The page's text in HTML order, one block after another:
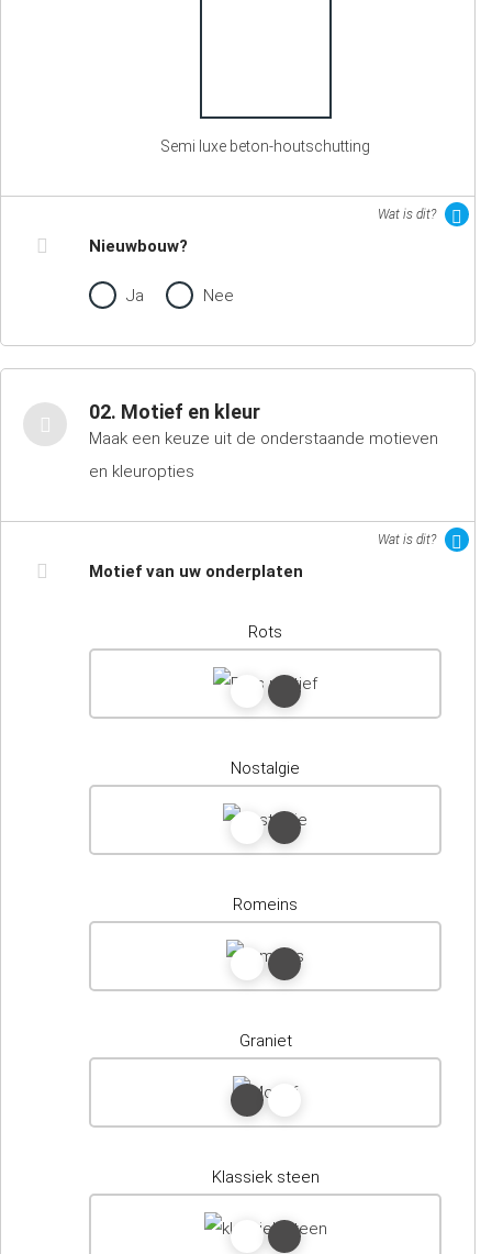
Semi luxe beton-houtschutting
Wat is dit?
Nieuwbouw?
Ja Nee
02. Motief en kleur
Maak een keuze uit de onderstaande motieven
en kleuropties
Wat is dit?
Motief van uw onderplaten
Rots
Nostalgie
Romeins
Graniet
Klassiek steen